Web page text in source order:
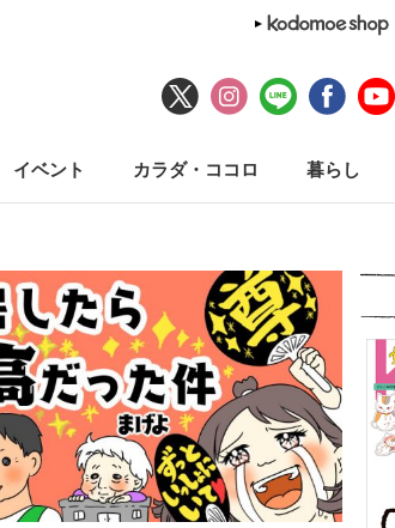
イベント カラダ・ココロ 暮らし